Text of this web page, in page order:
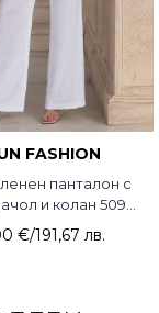
FASHION
панталон с
и колан 5090-
20 ACUN
€/191,67 лв.